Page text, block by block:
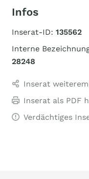
Infos
Inserat-ID: 135562
Interne
28248
Inserat
Inserat als PDF
Verdächtiges